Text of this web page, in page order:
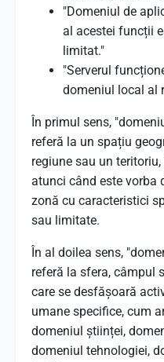
"Domeniul de
al acestei funcții
limitat."
"Serverul
domeniul local al
În primul sens,
referă la un spațiu
regiune sau un
atunci când este vorba
zonă cu caracteristici
sau limitate.
În al doilea sens,
referă la sfera, câmpul
care se desfășoară
umane specifice, cum
domeniul științei,
domeniul tehnologiei,